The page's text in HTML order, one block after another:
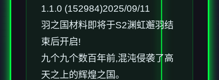
1.1.0 (152984)2025/09/11
羽之国材料即将于S2渊虹邂羽结
束后开启!
九个九个数百年前,混沌侵袭了高
天之上的辉煌之国。